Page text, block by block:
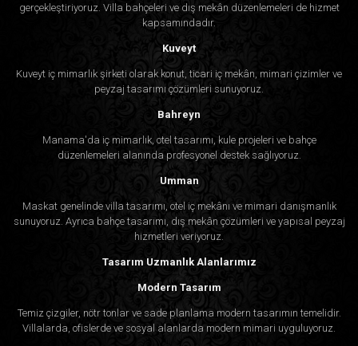
gerçekleştiriyoruz. Villa bahçeleri ve dış mekân düzenlemeleri de hizmet
kapsamındadır.
Kuveyt
Kuveyt iç mimarlık şirketi olarak konut, ticari iç mekân, mimari çizimler ve
peyzaj tasarımı çözümleri sunuyoruz.
Bahreyn
Manama'da iç mimarlık, otel tasarımı, kule projeleri ve bahçe
düzenlemeleri alanında profesyonel destek sağlıyoruz.
Umman
Maskat genelinde villa tasarımı, otel iç mekânı ve mimari danışmanlık
sunuyoruz. Ayrıca bahçe tasarımı, dış mekân çözümleri ve yapısal peyzaj
hizmetleri veriyoruz.
Tasarım Uzmanlık Alanlarımız
Modern Tasarım
Temiz çizgiler, nötr tonlar ve sade planlama modern tasarımın temelidir.
Villalarda, ofislerde ve sosyal alanlarda modern mimari uyguluyoruz.